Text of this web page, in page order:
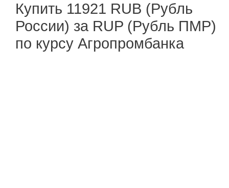
Купить 11921 RUB (Рубль
России) за RUP (Рубль ПМР)
по курсу Агропромбанка